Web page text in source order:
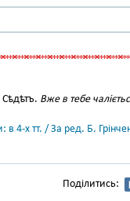
Сѣдѣтъ. Вже в тебе
в 4-х тт. / За ред. Б.
Поділитись: